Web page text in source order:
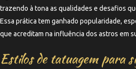
trazendo à tona as qualidades e desafios
Essa prática tem ganhado popularidade,
que acreditam na influência dos astros em
Estilos de tatuagem para